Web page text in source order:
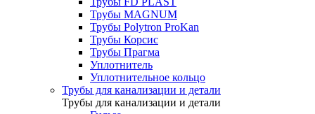
Трубы MAGNUM
Трубы Polytron ProKan
Трубы Корсис
Трубы Прагма
Уплотнитель
Уплотнительное кольцо
Трубы для канализации и детали
Трубы для канализации и детали